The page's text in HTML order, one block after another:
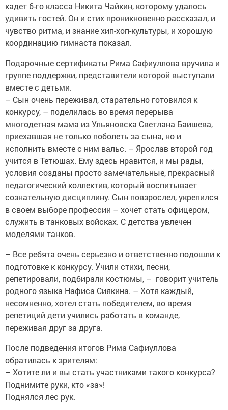
кадет 6-го класса Никита Чайкин, которому удалось
удивить гостей. Он и стих проникновенно рассказал, и
чувство ритма, и знание хип-хоп-культуры, и хорошую
координацию гимнаста показал.
Подарочные сертификаты Рима ­Сафиуллова вручила и
группе поддержки, представители которой выступали
вмес­те с детьми.
– Сын очень переживал, старательно готовился к
конкурсу, – поделилась во время перерыва
многодетная мама из Ульяновска Светлана Баишева,
приехавшая не только поболеть за сына, но и
исполнить вместе с ним вальс. – Ярослав второй год
учится в Тетюшах. Ему здесь нравится, и мы рады,
условия созданы просто замечательные, прекрасный
педагогический коллектив, который воспитывает
сознательную дисциплину. Сын повзрослел, укрепился
в своем выборе профессии – хочет стать офицером,
служить в танковых вой­сках. С детства увлечен
моделями танков.
– Все ребята очень серьезно и ответственно подошли к
подготовке к конкурсу. Учили стихи, песни,
репетировали, подбирали костюмы, – говорит учитель
родного языка Нафиса Сиякина. – Хотя каждый,
несомненно, хотел стать победителем, во время
репетиций дети учились работать в команде,
переживая друг за друга.
После подведения итогов Рима Сафиуллова
обратилась к зрителям:
– Хотите ли и вы стать участниками такого конкурса?
Поднимите руки, кто «за»!
Поднялся лес рук.